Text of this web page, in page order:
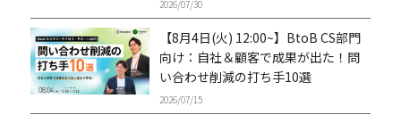
2026/07/30
【8月4日(火) 12:00~】BtoB CS部門
向け：自社＆顧客で成果が出た！問
い合わせ削減の打ち手10選
2026/07/15